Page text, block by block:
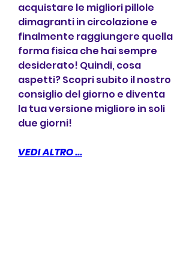
acquistare le migliori pillole
dimagranti in circolazione e
finalmente raggiungere quella
forma fisica che hai sempre
desiderato! Quindi, cosa
aspetti? Scopri subito il nostro
consiglio del giorno e diventa
la tua versione migliore in soli
due giorni!
VEDI ALTRO ...